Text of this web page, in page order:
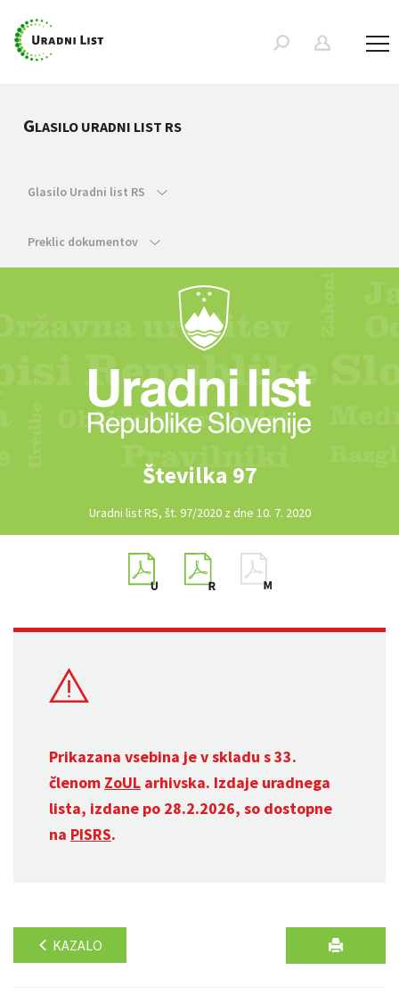
GLASILO URADNI LIST RS
Glasilo Uradni list RS
Preklic dokumentov
Številka 97
Uradni list RS, št. 97/2020 z dne 10. 7. 2020
Prikazana vsebina je v skladu s 33.
členom ZoUL arhivska. Izdaje uradnega
lista, izdane po 28.2.2026, so dostopne
na PISRS.
KAZALO